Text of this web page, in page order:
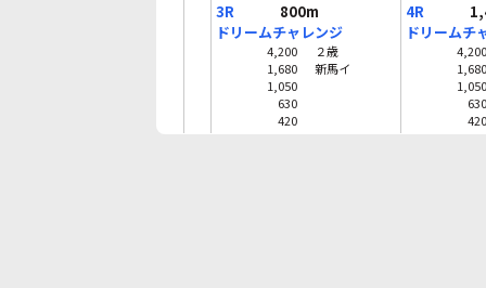
3R
800m
ドリームチャレンジ
4,200
1,680
1,050
630
420
２歳
新馬イ
4R
ドリームチ
4,200
1,680
1,050
630
420